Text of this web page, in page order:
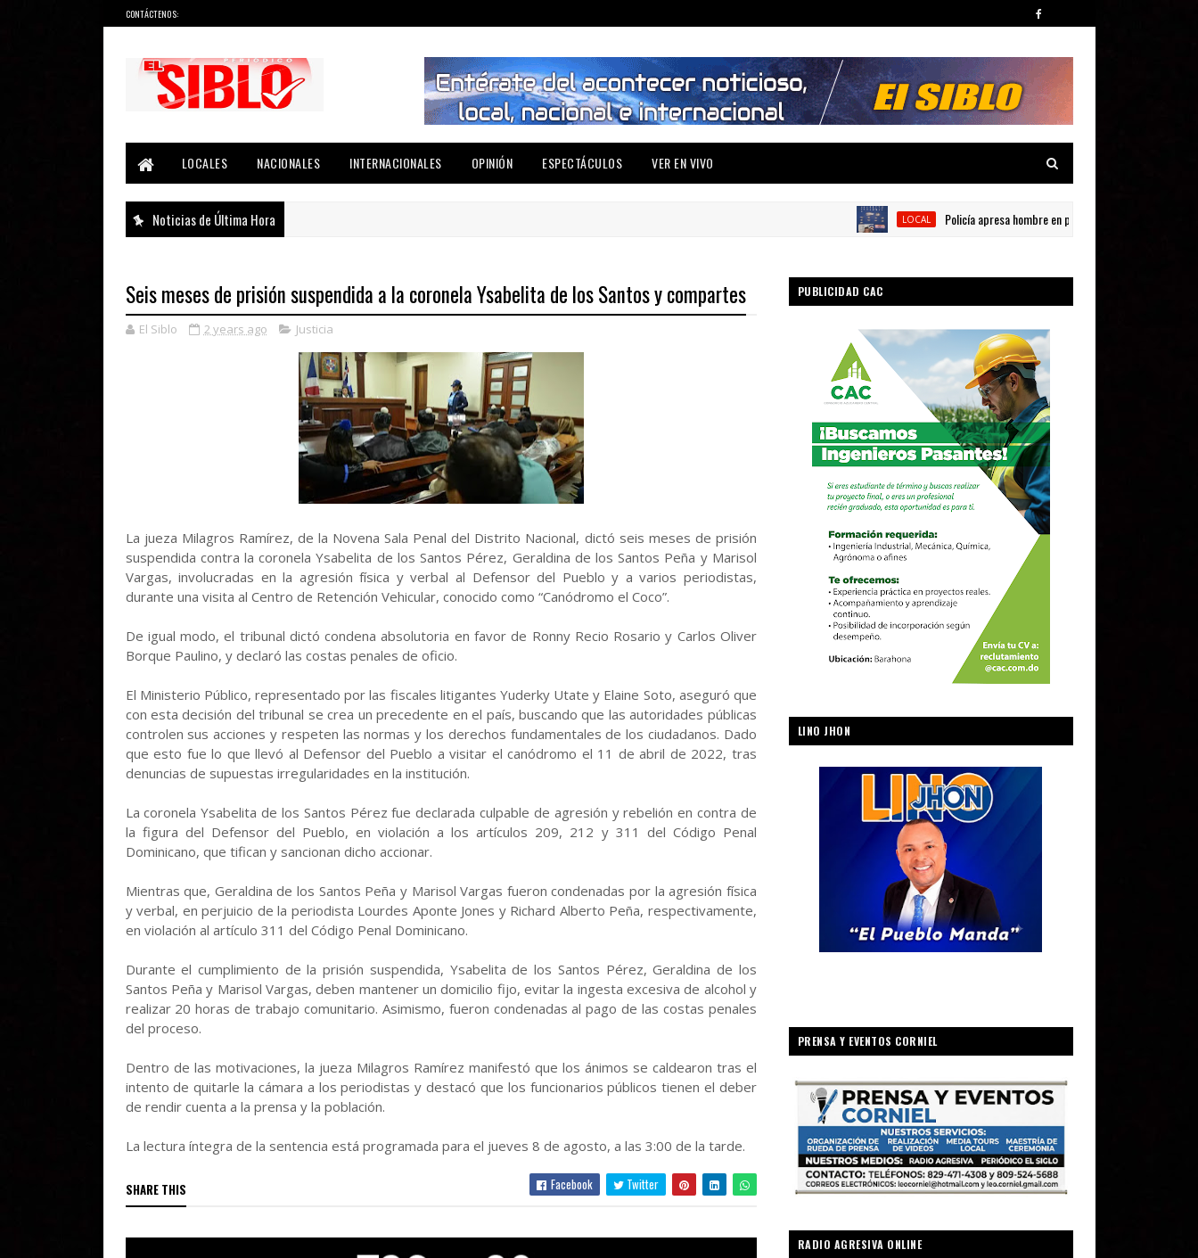
CONTÁCTENOS:
LOCALES
NACIONALES INTERNACIONALES OPINIÓN ESPECTÁCULOS VER EN VIVO
Noticias de Última Hora LOCAL Policía apresa hombre en presunta por posesión de
Seis meses de prisión suspendida a la coronela Ysabelita de los Santos y compartes
El Siblo 2 years ago Justicia
La jueza Milagros Ramírez, de la Novena Sala Penal del Distrito Nacional, dictó seis meses de prisión
suspendida contra la coronela Ysabelita de los Santos Pérez, Geraldina de los Santos Peña y Marisol
Vargas, involucradas en la agresión física y verbal al Defensor del Pueblo y a varios periodistas,
durante una visita al Centro de Retención Vehicular, conocido como “Canódromo el Coco”.
De igual modo, el tribunal dictó condena absolutoria en favor de Ronny Recio Rosario y Carlos Oliver
Borque Paulino, y declaró las costas penales de oficio.
El Ministerio Público, representado por las fiscales litigantes Yuderky Utate y Elaine Soto, aseguró que
con esta decisión del tribunal se crea un precedente en el país, buscando que las autoridades públicas
controlen sus acciones y respeten las normas y los derechos fundamentales de los ciudadanos. Dado
que esto fue lo que llevó al Defensor del Pueblo a visitar el canódromo el 11 de abril de 2022, tras
denuncias de supuestas irregularidades en la institución.
La coronela Ysabelita de los Santos Pérez fue declarada culpable de agresión y rebelión en contra de
la figura del Defensor del Pueblo, en violación a los artículos 209, 212 y 311 del Código Penal
Dominicano, que tifican y sancionan dicho accionar.
Mientras que, Geraldina de los Santos Peña y Marisol Vargas fueron condenadas por la agresión física
y verbal, en perjuicio de la periodista Lourdes Aponte Jones y Richard Alberto Peña, respectivamente,
en violación al artículo 311 del Código Penal Dominicano.
Durante el cumplimiento de la prisión suspendida, Ysabelita de los Santos Pérez, Geraldina de los
Santos Peña y Marisol Vargas, deben mantener un domicilio fijo, evitar la ingesta excesiva de alcohol y
realizar 20 horas de trabajo comunitario. Asimismo, fueron condenadas al pago de las costas penales
del proceso.
Dentro de las motivaciones, la jueza Milagros Ramírez manifestó que los ánimos se caldearon tras el
intento de quitarle la cámara a los periodistas y destacó que los funcionarios públicos tienen el deber
de rendir cuenta a la prensa y la población.
La lectura íntegra de la sentencia está programada para el jueves 8 de agosto, a las 3:00 de la tarde.
SHARE THIS Facebook Twitter
PUBLICIDAD CAC
LINO JHON
PRENSA Y EVENTOS CORNIEL
RADIO AGRESIVA ONLINE